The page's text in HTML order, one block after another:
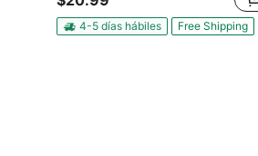
4-5 días hábiles Free Shipping